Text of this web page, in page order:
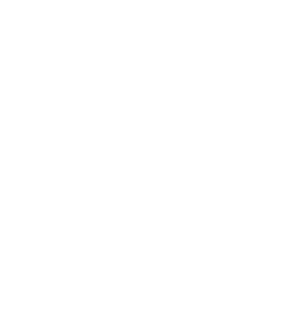
複数組様
耐火や耐震
家族みんな
1組様限定で
周りを気にせ